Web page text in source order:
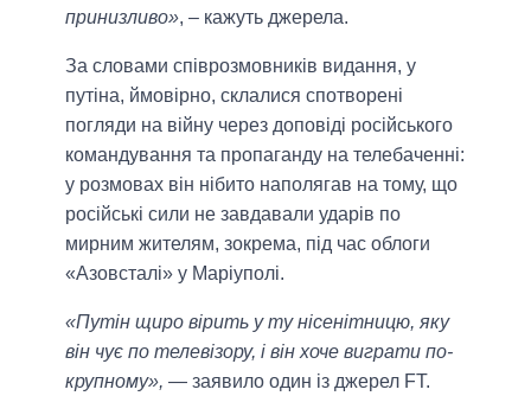
принизливо», – кажуть джерела.
За словами співрозмовників видання, у
путіна, ймовірно, склалися спотворені
погляди на війну через доповіді російського
командування та пропаганду на телебаченні:
у розмовах він нібито наполягав на тому, що
російські сили не завдавали ударів по
мирним жителям, зокрема, під час облоги
«Азовсталі» у Маріуполі.
«Путін щиро вірить у ту нісенітницю, яку
він чує по телевізору, і він хоче виграти по-
крупному», — заявило один із джерел FT.